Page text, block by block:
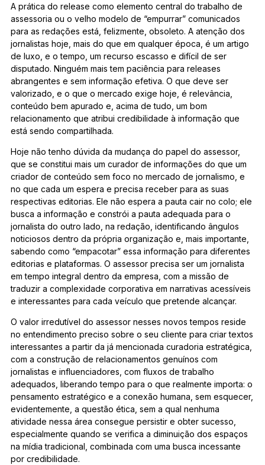
A prática do release como elemento central do trabalho de
assessoria ou o velho modelo de “empurrar” comunicados
para as redações está, felizmente, obsoleto. A atenção dos
jornalistas hoje, mais do que em qualquer época, é um artigo
de luxo, e o tempo, um recurso escasso e difícil de ser
disputado. Ninguém mais tem paciência para releases
abrangentes e sem informação efetiva. O que deve ser
valorizado, e o que o mercado exige hoje, é relevância,
conteúdo bem apurado e, acima de tudo, um bom
relacionamento que atribui credibilidade à informação que
está sendo compartilhada.
Hoje não tenho dúvida da mudança do papel do assessor,
que se constitui mais um curador de informações do que um
criador de conteúdo sem foco no mercado de jornalismo, e
no que cada um espera e precisa receber para as suas
respectivas editorias. Ele não espera a pauta cair no colo; ele
busca a informação e constrói a pauta adequada para o
jornalista do outro lado, na redação, identificando ângulos
noticiosos dentro da própria organização e, mais importante,
sabendo como “empacotar” essa informação para diferentes
editorias e plataformas. O assessor precisa ser um jornalista
em tempo integral dentro da empresa, com a missão de
traduzir a complexidade corporativa em narrativas acessíveis
e interessantes para cada veículo que pretende alcançar.
O valor irredutível do assessor nesses novos tempos reside
no entendimento preciso sobre o seu cliente para criar textos
interessantes a partir da já mencionada curadoria estratégica,
com a construção de relacionamentos genuínos com
jornalistas e influenciadores, com fluxos de trabalho
adequados, liberando tempo para o que realmente importa: o
pensamento estratégico e a conexão humana, sem esquecer,
evidentemente, a questão ética, sem a qual nenhuma
atividade nessa área consegue persistir e obter sucesso,
especialmente quando se verifica a diminuição dos espaços
na mídia tradicional, combinada com uma busca incessante
por credibilidade.